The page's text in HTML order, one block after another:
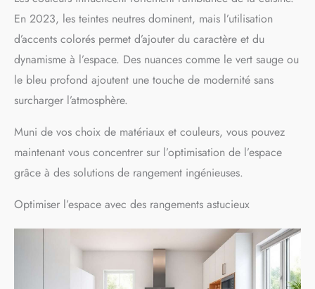
En 2023, les teintes neutres dominent, mais l’utilisation
d’accents colorés permet d’ajouter du caractère et du
dynamisme à l’espace. Des nuances comme le vert sauge ou
le bleu profond ajoutent une touche de modernité sans
surcharger l’atmosphère.
Muni de vos choix de matériaux et couleurs, vous pouvez
maintenant vous concentrer sur l’optimisation de l’espace
grâce à des solutions de rangement ingénieuses.
Optimiser l’espace avec des rangements astucieux